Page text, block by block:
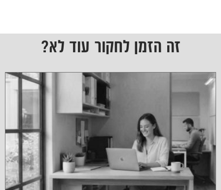
זה הזמן לחקור עוד לא?